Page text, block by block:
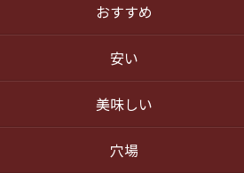
おすすめ
安い
美味しい
穴場